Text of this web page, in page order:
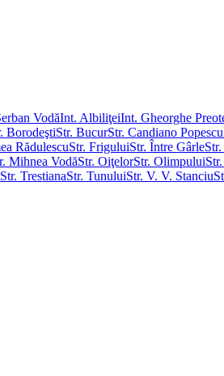
VodăInt. AlbiliţeiInt. Gheorghe
BorodeştiStr. BucurStr. Candiano Popescu
RădulescuStr. FriguluiStr. Între Gârle
Mihnea VodăStr. OiţelorStr. Olimpului
Str. TrestianaStr. TunuluiStr. V. V. Stanciu